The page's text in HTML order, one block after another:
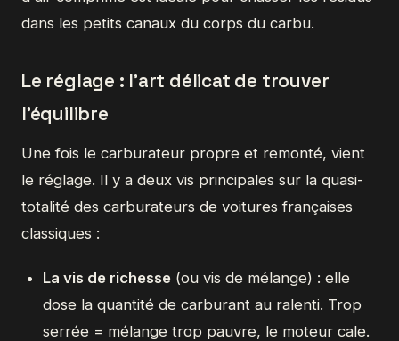
dans les petits canaux du corps du carbu.
Le réglage : l'art délicat de trouver
l'équilibre
Une fois le carburateur propre et remonté, vient
le réglage. Il y a deux vis principales sur la quasi-
totalité des carburateurs de voitures françaises
classiques :
La vis de richesse (ou vis de mélange) : elle
dose la quantité de carburant au ralenti. Trop
serrée = mélange trop pauvre, le moteur cale.